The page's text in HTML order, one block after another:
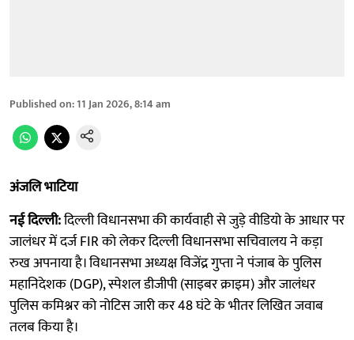
Published on:11 Jan 2026, 8:14 am
अंजलि भाटिया
नई दिल्ली:दिल्ली विधानसभा की कार्यवाही से जुड़े वीडियो के आधार पर
जालंधर में दर्ज FIR को लेकर दिल्ली विधानसभा सचिवालय ने कड़ा
रुख अपनाया है। विधानसभा अध्यक्ष विजेंद्र गुप्ता ने पंजाब के पुलिस
महानिदेशक (DGP), स्पेशल डीजीपी (साइबर क्राइम) और जालंधर
पुलिस कमिश्नर को नोटिस जारी कर 48 घंटे के भीतर लिखित जवाब
तलब किया है।